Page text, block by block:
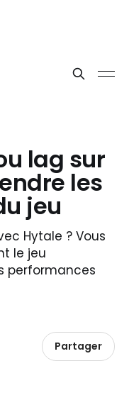
lag sur
les
jeu
Hytale ? Vous
le jeu
performances
Partager